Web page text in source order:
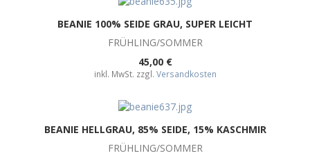
BEANIE 100% SEIDE GRAU, SUPER LEICHT
FRÜHLING/SOMMER
45,00 €
inkl. MwSt. zzgl. Versandkosten
BEANIE HELLGRAU, 85% SEIDE, 15% KASCHMIR
FRÜHLING/SOMMER